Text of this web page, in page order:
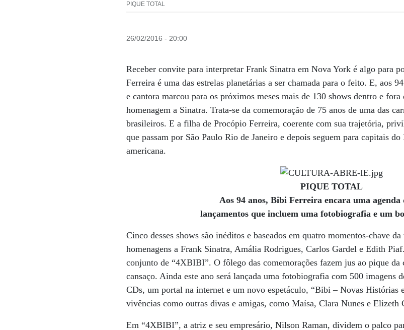
PIQUE TOTAL
26/02/2016 - 20:00
Receber convite para interpretar Frank Sinatra em Nova York é algo para
Ferreira é uma das estrelas planetárias a ser chamada para o feito. E, aos
e cantora marcou para os próximos meses mais de 130 shows dentro e
homenagem a Sinatra. Trata-se da comemoração de 75 anos de uma das
brasileiros. E a filha de Procópio Ferreira, coerente com sua trajetória,
que passam por São Paulo Rio de Janeiro e depois seguem para capitais
americana.
PIQUE TOTAL
Aos 94 anos, Bibi Ferreira encara uma agenda
lançamentos que incluem uma fotobiografia e um
Cinco desses shows são inéditos e baseados em quatro momentos-chave
homenagens a Frank Sinatra, Amália Rodrigues, Carlos Gardel e Edith
conjunto de “4XBIBI”. O fôlego das comemorações fazem jus ao pique da
cansaço. Ainda este ano será lançada uma fotobiografia com 500 imagens
CDs, um portal na internet e um novo espetáculo, “Bibi – Novas Histórias
vivências como outras divas e amigas, como Maísa, Clara Nunes e Elizeth
Em “4XBIBI”, a atriz e seu empresário, Nilson Raman, dividem o palco